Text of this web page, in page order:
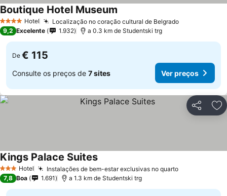
4 EstrelasHotel Localização no coração cultural de BelgradoVer preços
Boutique Hotel Museum
9,2 Excelente 1.932 a 0.3 km de Studentski trg
De € 115
Consulte os preços de 7 sites Ver preços
Partilhar
3 EstrelasHotel Instalações de bem-estar exclusivas no quartoVer preços
Kings Palace SuitesVer preços
7,8 Boa 1.691 a 1.3 km de Studentski trg